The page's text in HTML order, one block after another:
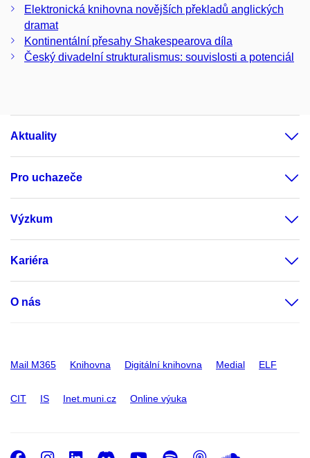
Elektronická knihovna novějších překladů anglických
dramat
Kontinentální přesahy Shakespearova díla
Český divadelní strukturalismus: souvislosti a potenciál
Aktuality
Pro uchazeče
Výzkum
Kariéra
O nás
Mail M365 Knihovna Digitální knihovna Medial ELF
CIT IS Inet.muni.cz Online výuka